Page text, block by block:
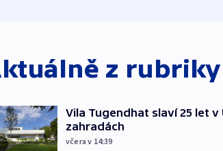
z rubriky
Vila Tugendhat slaví 25 let v
zahradách
včera v 14:39